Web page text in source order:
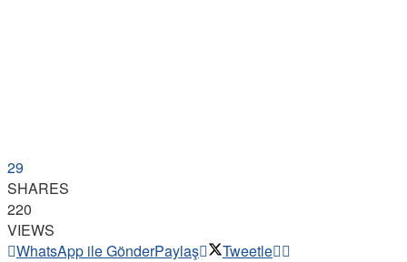
29
SHARES
220
VIEWS
WhatsApp ile GönderPaylaş Tweetle